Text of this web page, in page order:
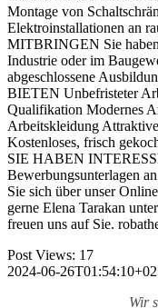
Montage von
Elektroinstallationen an
MITBRINGEN Sie
Industrie oder im
abgeschlossene
BIETEN Unbefristeter
Qualifikation Modernes
Arbeitskleidung
Kostenloses, frisch
SIE HABEN
Bewerbungsunterlagen
Sie sich über unser
gerne Elena Tarakan
freuen uns auf Sie.
Post Views: 17
2024-06-
Wir